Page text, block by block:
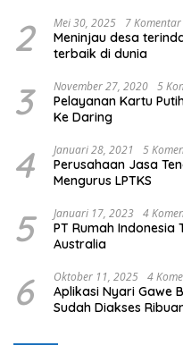
2 Mei 30, 2025 7 Komentar
Meninjau desa
terbaik di dunia
3 November 27, 2020 5
Pelayanan Kartu
Ke Daring
4 Januari 28, 2021 5
Perusahaan Jasa
Mengurus LPTKS
5 Januari 17, 2023 4
PT Rumah
Australia
6 Oktober 11, 2025 4
Aplikasi Nyari Gawe
Sudah Diakses